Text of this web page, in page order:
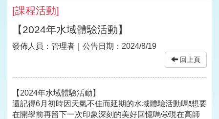
[課程活動]
【2024年水域體驗活動】
發佈人員： 管理者 ｜公告日期： 2024/8/19
回上頁
【2024年水域體驗活動】
還記得6月初時因天氣不佳而延期的水域體驗活動嗎❗想要
在開學前再留下一次印象深刻的美好回憶嗎🤩現在高師